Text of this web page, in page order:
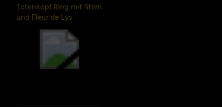
Totenkopf Ring mit Stern
und Fleur de Lys